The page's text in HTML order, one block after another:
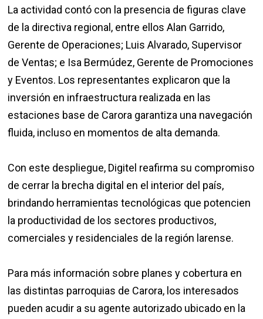
La actividad contó con la presencia de figuras clave
de la directiva regional, entre ellos Alan Garrido,
Gerente de Operaciones; Luis Alvarado, Supervisor
de Ventas; e Isa Bermúdez, Gerente de Promociones
y Eventos. Los representantes explicaron que la
inversión en infraestructura realizada en las
estaciones base de Carora garantiza una navegación
fluida, incluso en momentos de alta demanda.
​Con este despliegue, Digitel reafirma su compromiso
de cerrar la brecha digital en el interior del país,
brindando herramientas tecnológicas que potencien
la productividad de los sectores productivos,
comerciales y residenciales de la región larense.
​Para más información sobre planes y cobertura en
las distintas parroquias de Carora, los interesados
pueden acudir a su agente autorizado ubicado en la